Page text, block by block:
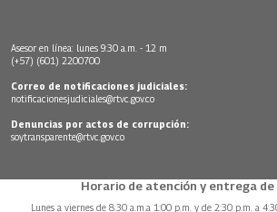
Asesor en línea: lunes 9:30 a.m. - 12 m
(+57) (601) 2200700
Correo de notificaciones judiciales:
notificacionesjudiciales@rtvc.gov.co
Denuncias por actos de corrupción:
soytransparente@rtvc.gov.co
Horario de atención y entrega de
Lunes a viernes de 8:30 a.m.a 1:00 p.m. y de 2:30 p.m. a